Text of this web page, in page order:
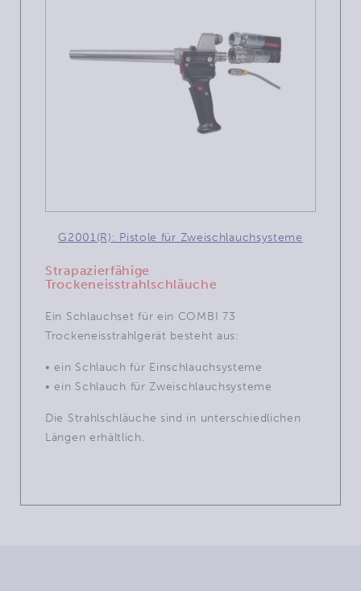
G2001(R): Pistole für Zweischlauchsysteme
Strapazierfähige
Trockeneisstrahlschläuche
Ein Schlauchset für ein COMBI 73
Trockeneisstrahlgerät besteht aus:
• ein Schlauch für Einschlauchsysteme
• ein Schlauch für Zweischlauchsysteme
Die Strahlschläuche sind in unterschiedlichen
Längen erhältlich.